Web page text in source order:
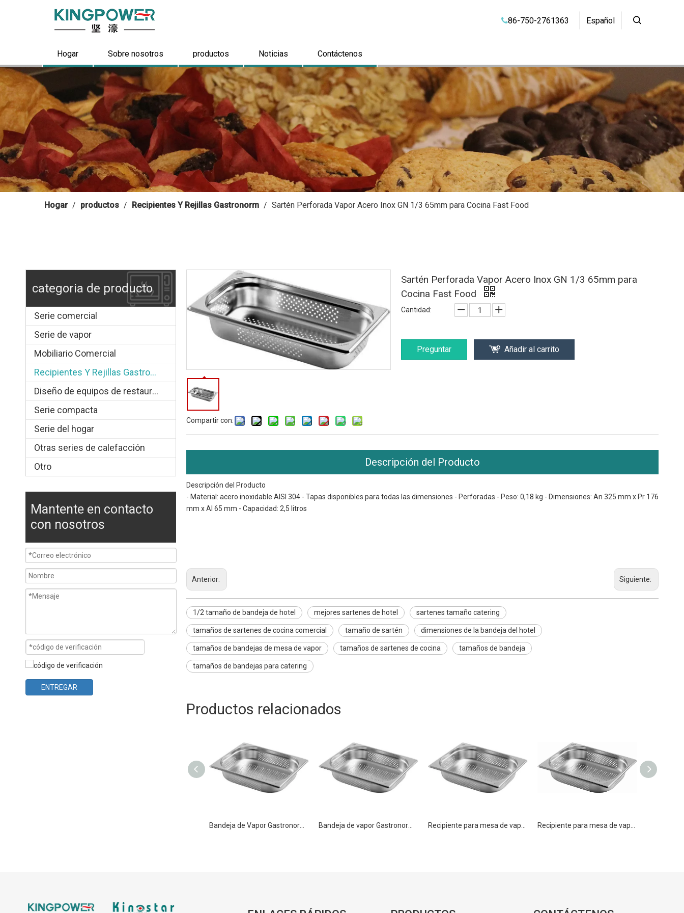
86-750-2761363 Español
Hogar Sobre nosotros productos Noticias Contáctenos
Hogar / productos / Recipientes Y Rejillas Gastronorm / Sartén Perforada Vapor Acero Inox GN 1/3 65mm para Cocina Fast Food
categoria de producto
Serie comercial
Serie de vapor
Mobiliario Comercial
Recipientes Y Rejillas Gastronorm
Diseño de equipos de restauración.
Serie compacta
Serie del hogar
Otras series de calefacción
Otro
Mantente en contacto
con nosotros
ENTREGAR
Compartir con:
Sartén Perforada Vapor Acero Inox GN 1/3 65mm para
Cocina Fast Food
Cantidad:
Preguntar Añadir al carrito
Descripción del Producto
Descripción del Producto
- Material: acero inoxidable AISI 304 - Tapas disponibles para todas las dimensiones - Perforadas - Peso: 0,18 kg - Dimensiones: An 325 mm x Pr 176
mm x Al 65 mm - Capacidad: 2,5 litros
Anterior: Siguiente:
1/2 tamaño de bandeja de hotel mejores sartenes de hotel sartenes tamaño catering
tamaños de sartenes de cocina comercial tamaño de sartén dimensiones de la bandeja del hotel
tamaños de bandejas de mesa de vapor tamaños de sartenes de cocina tamaños de bandeja
tamaños de bandejas para catering
Productos relacionados